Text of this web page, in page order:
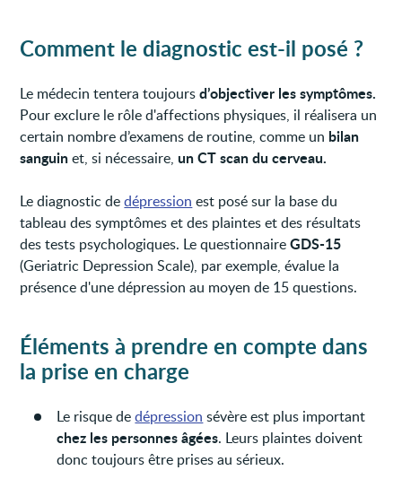
Comment le diagnostic est-il posé ?
Le médecin tentera toujoursd’objectiver les symptômes.
Pour exclure le rôle d'affections physiques, il réalisera un
certain nombre d’examens de routine, comme un bilan
sanguinet, si nécessaire, un CT scan du cerveau.
Le diagnostic dedépression est posé sur la base du
tableau des symptômes et des plaintes et des résultats
des tests psychologiques. Le questionnaireGDS-15
(Geriatric Depression Scale), par exemple, évalue la
présence d'une dépression au moyen de 15 questions.
Éléments à prendre en compte dans
la prise en charge
Le risque dedépression sévère est plus important
chez les personnes âgées. Leurs plaintes doivent
donc toujours être prises au sérieux.